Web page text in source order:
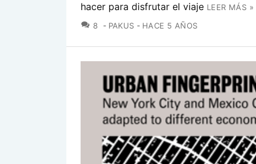
hacer para disfrutar el viaje LEER MÁS »
8 COMENTARIOS
PAKUS HACE 5 AÑOS